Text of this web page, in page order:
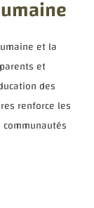
et la
et
des
renforce les